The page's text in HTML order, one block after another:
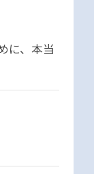
に、本当